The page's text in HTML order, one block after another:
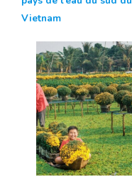
Vietnam